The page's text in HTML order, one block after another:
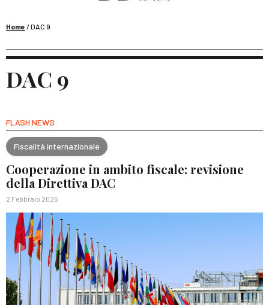
Home /DAC 9
DAC 9
FLASH NEWS
Fiscalità internazionale
Cooperazione in ambito fiscale: revisione
della Direttiva DAC
2 Febbraio 2026